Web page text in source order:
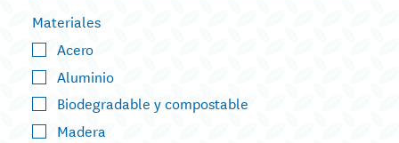
Materiales
Acero
Aluminio
Biodegradable y compostable
Madera